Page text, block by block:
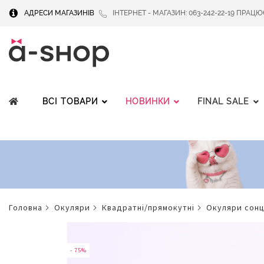
АДРЕСИ МАГАЗИНІВ ІНТЕРНЕТ - МАГАЗИН: 063-242-22-19
ВСІ ТОВАРИ НОВИНКИ FINAL SALE
головна окуляри квадратні/прямокутні окуляри
кінця
- 75%
- 75%